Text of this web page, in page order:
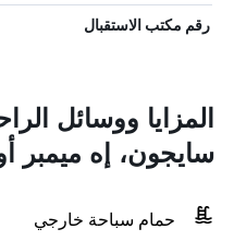
رقم مكتب الاستقبال
المزايا ووسائل
سايجون، إه ميمبر
حمام سباحة خارجي